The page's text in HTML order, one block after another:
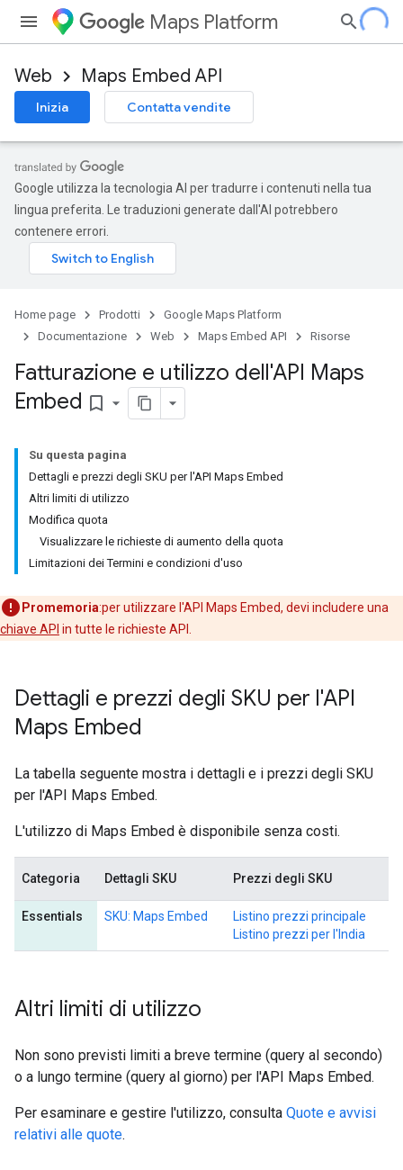
Maps Platform
Web Maps Embed API
Inizia Contatta vendite
Google utilizza la tecnologia AI per tradurre i contenuti nella tua
lingua preferita. Le traduzioni generate dall'AI potrebbero
contenere errori.
Home page Prodotti
Google Maps Platform
Documentazione
Web Maps Embed API Risorse
Fatturazione e utilizzo dell'API Maps
Embed bookmark_border
Su questa pagina
Dettagli e prezzi degli SKU per l'API Maps Embed
Altri limiti di utilizzo
Modifica quota
Visualizzare le richieste di aumento della quota
Limitazioni dei Termini e condizioni d'uso
Promemoria:per utilizzare l'API Maps Embed, devi includere una
chiave API in tutte le richieste API.
Dettagli e prezzi degli SKU per l'API
Maps Embed
La tabella seguente mostra i dettagli e i prezzi degli SKU
per l'API Maps Embed.
L'utilizzo di Maps Embed è disponibile senza costi.
Categoria Dettagli SKU Prezzi degli SKU
Essentials SKU: Maps Embed
Listino prezzi principale
Listino prezzi per l'India
Altri limiti di utilizzo
Non sono previsti limiti a breve termine (query al secondo)
o a lungo termine (query al giorno) per l'API Maps Embed.
Per esaminare e gestire l'utilizzo, consulta Quote e avvisi
relativi alle quote.